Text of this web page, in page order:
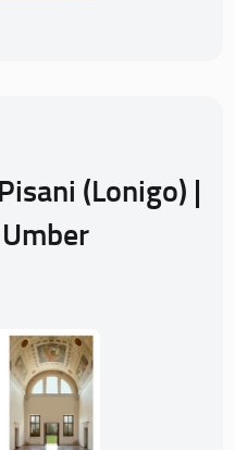
(Lonigo) |